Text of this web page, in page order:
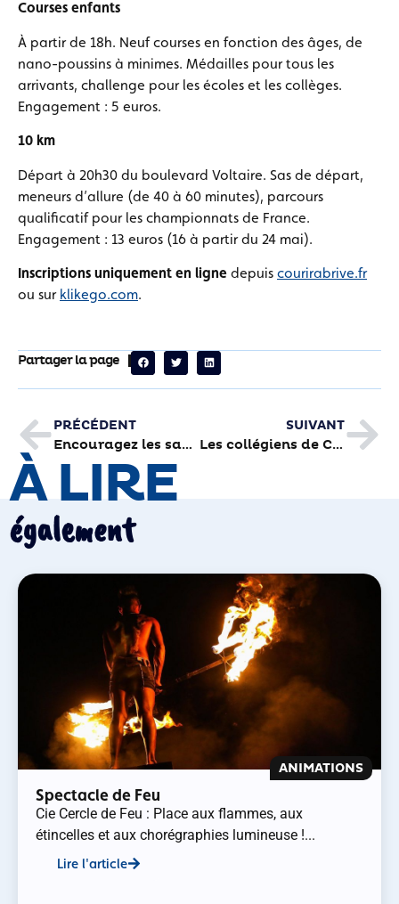
Courses enfants
À partir de 18h. Neuf courses en fonction des âges, de
nano-poussins à minimes. Médailles pour tous les
arrivants, challenge pour les écoles et les collèges.
Engagement : 5 euros.
10 km
Départ à 20h30 du boulevard Voltaire. Sas de départ,
meneurs d’allure (de 40 à 60 minutes), parcours
qualificatif pour les championnats de France.
Engagement : 13 euros (16 à partir du 24 mai).
Inscriptions uniquement en ligne depuis courirabrive.fr
ou sur klikego.com.
Partager la page
PRÉCÉDENT
Encouragez les sauts de six patients de l’hôpital de Brive
SUIVANT
Les collégiens de Cabanis s’intéressent à l’eau
À LIRE
également
ANIMATIONS
Spectacle de Feu
Cie Cercle de Feu : Place aux flammes, aux
étincelles et aux chorégraphies lumineuse !...
Lire l'article